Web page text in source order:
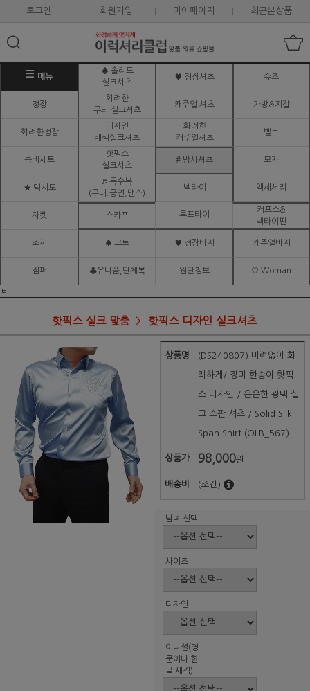
로그인 회원가입 마이페이지 최근본상품
메뉴
♠ 솔리드
실크셔츠
♥ 정장셔츠 슈즈
정장
화려한
무늬 실크셔츠
캐주얼 셔츠 가방&지갑
화려한정장
디자인
배색실크셔츠
화려한
캐주얼셔츠
벨트
콤비세트
핫픽스
실크셔츠
# 망사셔츠 모자
★ 턱시도
♬ 특수복
(무대.공연,댄스)
넥타이 액세서리
자켓 스카프 루프타이
커프스&
넥타이핀
조끼 ♠ 코트 ♥ 정장바지 캐주얼바지
점퍼 ♣유니폼,단체복 원단정보 ♡ Woman
ㅌ
핫픽스 실크 맞춤 핫픽스 디자인 실크셔츠
상품명 (DS240807) 미련없이 화
려하게/ 장미 한송이 핫픽
스 디자인 / 은은한 광택 실
크 스판 셔츠 / Solid Silk
Span Shirt (OLB_567)
상품가 98,000원
배송비 (조건)
남녀 선택
사이즈
디자인
이니셜(영
문이나 한
글 새김)